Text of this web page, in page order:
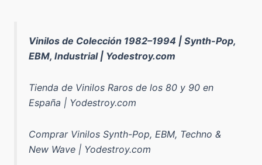
Vinilos de Colección 1982–1994 | Synth-Pop,
EBM, Industrial | Yodestroy.com
Tienda de Vinilos Raros de los 80 y 90 en
España | Yodestroy.com
Comprar Vinilos Synth-Pop, EBM, Techno &
New Wave | Yodestroy.com